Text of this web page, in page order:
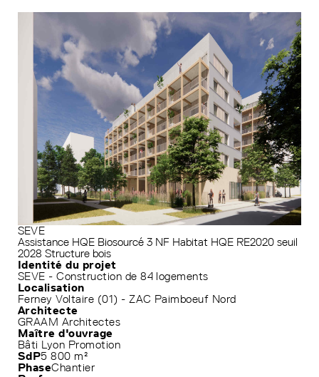
SEVE
Assistance HQE Biosourcé 3 NF Habitat HQE RE2020 seuil
2028 Structure bois
Identité du projet
SEVE - Construction de 84 logements
Localisation
Ferney Voltaire (01) - ZAC Paimboeuf Nord
Architecte
GRAAM Architectes
Maître d'ouvrage
Bâti Lyon Promotion
SdP5 800 m²
PhaseChantier